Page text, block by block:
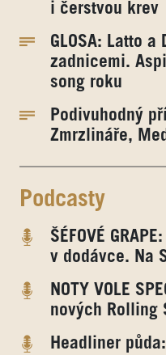
i čerstvou krev
GLOSA: Latto a
zadnicemi.
song roku
Podivuhodný
Zmrzlináře,
Podcasty
ŠÉFOVÉ
v dodávce. Na
NOTY VOLE
nových Rolling
Headliner